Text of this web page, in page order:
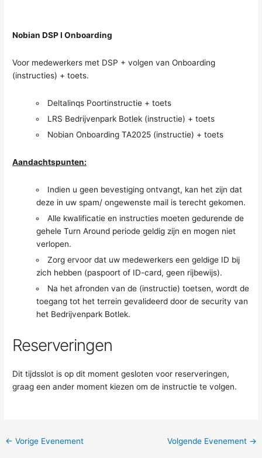
Nobian DSP I Onboarding
Voor medewerkers met DSP + volgen van Onboarding
(instructies) + toets.
Deltalinqs Poortinstructie + toets
LRS Bedrijvenpark Botlek (instructie) + toets
Nobian Onboarding TA2025 (instructie) + toets
Aandachtspunten:
Indien u geen bevestiging ontvangt, kan het zijn dat
deze in uw spam/ ongewenste mail is terecht gekomen.
Alle kwalificatie en instructies moeten gedurende de
gehele Turn Around periode geldig zijn en mogen niet
verlopen.
Zorg ervoor dat uw medewerkers een geldige ID bij
zich hebben (paspoort of ID-card, geen rijbewijs).
Na het afronden van de (instructie) toetsen, wordt de
toegang tot het terrein gevalideerd door de security van
het Bedrijvenpark Botlek.
Reserveringen
Dit tijdsslot is op dit moment gesloten voor reserveringen,
graag een ander moment kiezen om de instructie te volgen.
← Vorige Evenement Volgende Evenement →